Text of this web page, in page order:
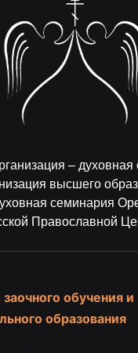
– духовная
высшего
семинария
Православной
обучения и
образования